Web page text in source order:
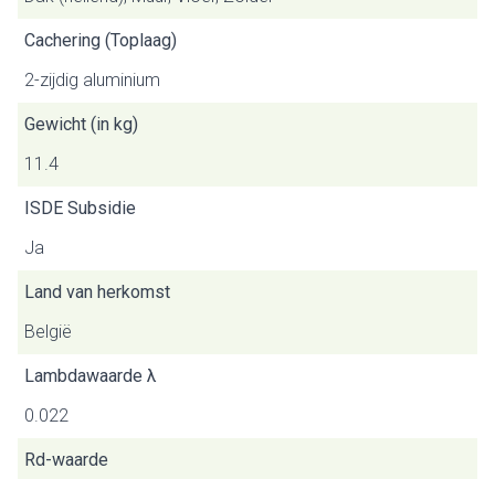
Cachering (Toplaag)
2-zijdig aluminium
Gewicht (in kg)
11.4
ISDE Subsidie
Ja
Land van herkomst
België
Lambdawaarde λ
0.022
Rd-waarde